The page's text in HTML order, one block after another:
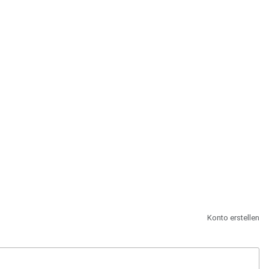
Konto erstellen